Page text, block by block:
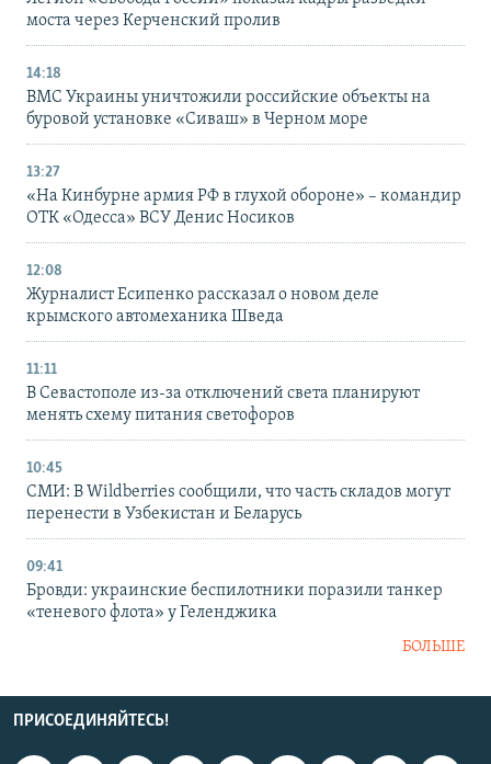
моста через Керченский пролив
14:18
ВМС Украины уничтожили российские объекты на
буровой установке «Сиваш» в Черном море
13:27
«На Кинбурне армия РФ в глухой обороне» – командир
ОТК «Одесса» ВСУ Денис Носиков
12:08
Журналист Есипенко рассказал о новом деле
крымского автомеханика Шведа
11:11
В Севастополе из-за отключений света планируют
менять схему питания светофоров
10:45
СМИ: В Wildberries сообщили, что часть складов могут
перенести в Узбекистан и Беларусь
09:41
Бровди: украинские беспилотники поразили танкер
«теневого флота» у Геленджика
БОЛЬШЕ
ПРИСОЕДИНЯЙТЕСЬ!